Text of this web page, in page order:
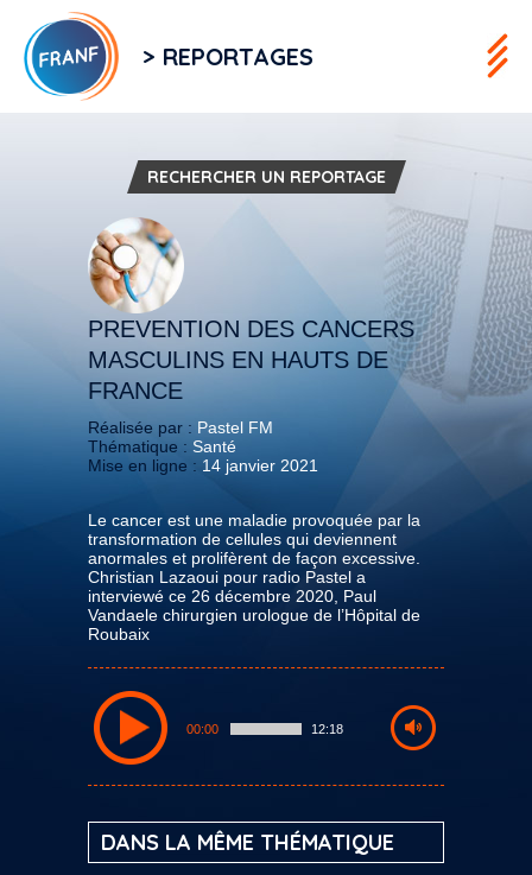
> REPORTAGES
RECHERCHER UN REPORTAGE
PREVENTION DES CANCERS
MASCULINS EN HAUTS DE
FRANCE
Réalisée par : Pastel FM
Thématique : Santé
Mise en ligne : 14 janvier 2021
Le cancer est une maladie provoquée par la
transformation de cellules qui deviennent
anormales et prolifèrent de façon excessive.
Christian Lazaoui pour radio Pastel a
interviewé ce 26 décembre 2020, Paul
Vandaele chirurgien urologue de l’Hôpital de
Roubaix
00:00 12:18
DANS LA MÊME THÉMATIQUE